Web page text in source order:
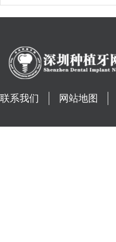
联系我们 网站地图